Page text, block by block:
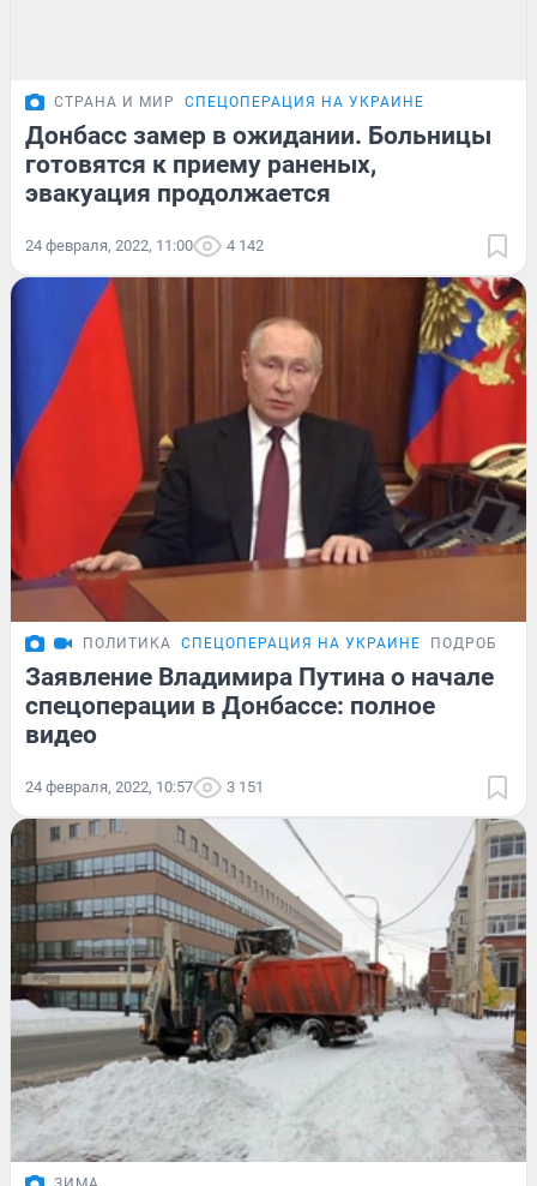
СТРАНА И МИР СПЕЦОПЕРАЦИЯ НА УКРАИНЕ
Донбасс замер в ожидании. Больницы
готовятся к приему раненых,
эвакуация продолжается
24 февраля, 2022, 11:00 4 142
ПОЛИТИКА СПЕЦОПЕРАЦИЯ НА УКРАИНЕ
Заявление Владимира Путина о начале
спецоперации в Донбассе: полное
видео
24 февраля, 2022, 10:57 3 151